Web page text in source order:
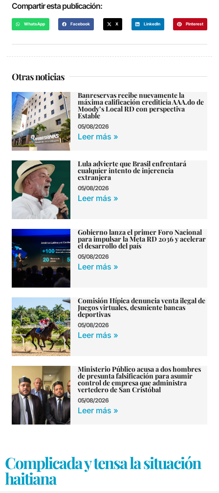
Compartir esta publicación:
WhatsApp Facebook X LinkedIn Pinterest
Otras noticias
Banreservas recibe nuevamente la
máxima calificación crediticia AAA.do de
Moody’s Local RD con perspectiva
Estable
05/08/2026
Leer más »
Lula advierte que Brasil enfrentará
cualquier intento de injerencia
extranjera
05/08/2026
Leer más »
Gobierno lanza el primer Foro Nacional
para impulsar la Meta RD 2036 y acelerar
el desarrollo del país
05/08/2026
Leer más »
Comisión Hípica denuncia venta ilegal de
Juegos virtuales, desmiente bancas
deportivas
05/08/2026
Leer más »
Ministerio Público acusa a dos hombres
de presunta falsificación para asumir
control de empresa que administra
vertedero de San Cristóbal
05/08/2026
Leer más »
Complicada y tensa la situación
haitiana